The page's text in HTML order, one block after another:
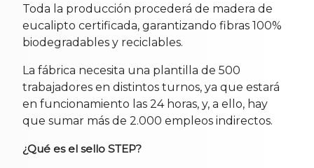
Toda la producción procederá de madera de
eucalipto certificada, garantizando fibras 100%
biodegradables y reciclables.
La fábrica necesita una plantilla de 500
trabajadores en distintos turnos, ya que estará
en funcionamiento las 24 horas, y, a ello, hay
que sumar más de 2.000 empleos indirectos.
¿Qué es el sello STEP?